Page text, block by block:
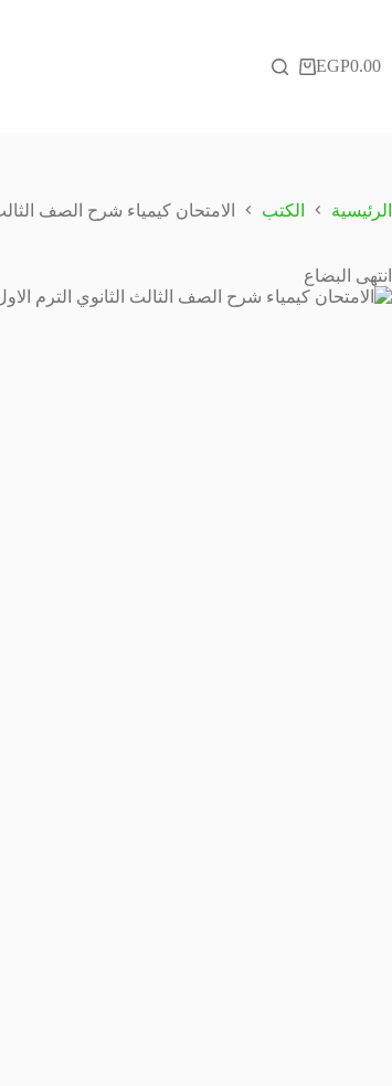
عربةEGP0.00
الرئيسية الكتب الامتحان كيمياء شرح الصف
انتهى البضاع